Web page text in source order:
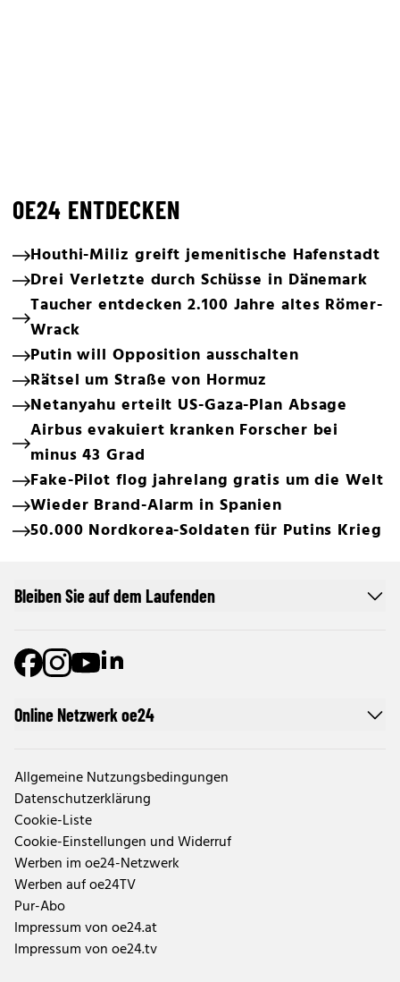
OE24 ENTDECKEN
Houthi-Miliz greift jemenitische Hafenstadt
Drei Verletzte durch Schüsse in Dänemark
Taucher entdecken 2.100 Jahre altes Römer-
Wrack
Putin will Opposition ausschalten
Rätsel um Straße von Hormuz
Netanyahu erteilt US-Gaza-Plan Absage
Airbus evakuiert kranken Forscher bei
minus 43 Grad
Fake-Pilot flog jahrelang gratis um die Welt
Wieder Brand-Alarm in Spanien
50.000 Nordkorea-Soldaten für Putins Krieg
Online Netzwerk oe24
Allgemeine Nutzungsbedingungen
Datenschutzerklärung
Cookie-Liste
Cookie-Einstellungen und Widerruf
Werben im oe24-Netzwerk
Werben auf oe24TV
Pur-Abo
Impressum von oe24.at
Impressum von oe24.tv
Bleiben Sie auf dem Laufenden